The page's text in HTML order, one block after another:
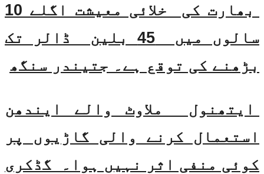
بھارت کی خلائی معیشت اگلے 10
سالوں میں 45 بلین ڈالر تک
بڑھنے کی توقع ہے۔ جتیندر سنگھ
ایتھنول ملاوٹ والے ایندھن
استعمال کرنے والی گاڑیوں پر
کوئی منفی اثر نہیں ہوا۔ گڈکری